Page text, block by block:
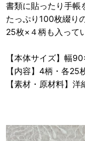
書類に貼ったり手
たっぷり100枚綴り
25枚×４柄も入って
【本体サイズ】幅
【内容】4柄・各25
【素材・原材料】洋